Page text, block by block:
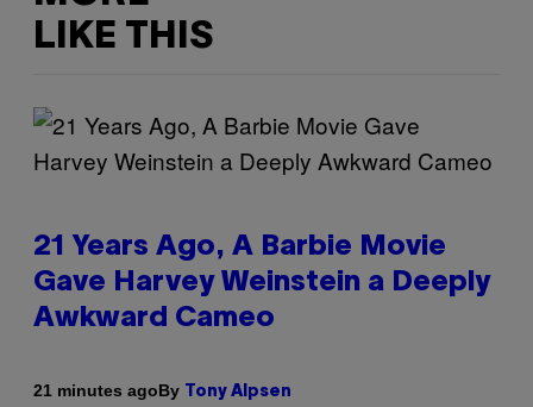
LIKE THIS
21 Years Ago, A Barbie Movie
Gave Harvey Weinstein a Deeply
Awkward Cameo
21 minutes agoBy Tony Alpsen